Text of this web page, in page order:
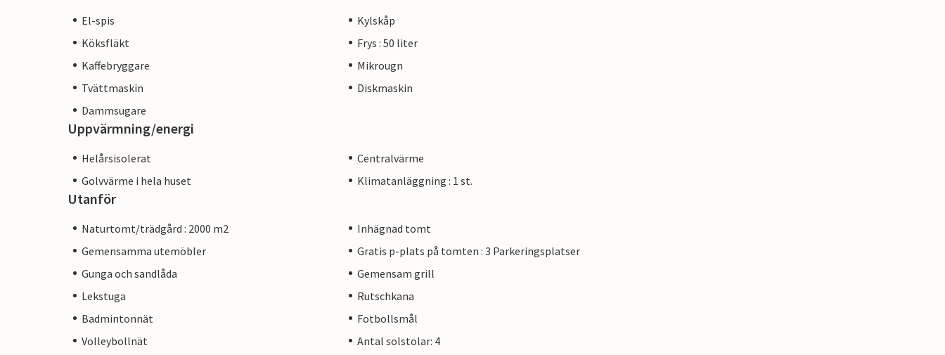
El-spis
Kylskåp
Köksfläkt
Frys : 50 liter
Kaffebryggare
Mikrougn
Tvättmaskin
Diskmaskin
Dammsugare
Uppvärmning/energi
Helårsisolerat
Centralvärme
Golvvärme i hela huset
Klimatanläggning : 1 st.
Utanför
Naturtomt/trädgård : 2000 m2
Inhägnad tomt
Gemensamma utemöbler
Gratis p-plats på tomten : 3 Parkeringsplatser
Gunga och sandlåda
Gemensam grill
Lekstuga
Rutschkana
Badmintonnät
Fotbollsmål
Volleybollnät
Antal solstolar: 4